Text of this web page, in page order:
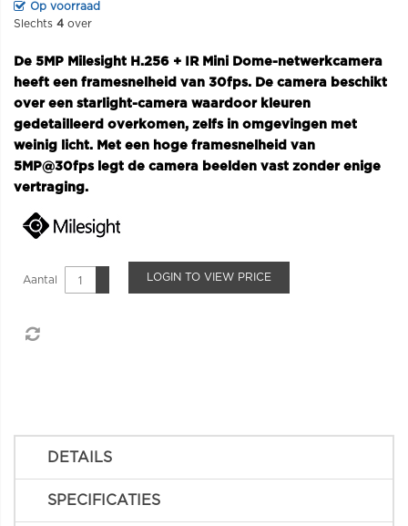
Op voorraad
Slechts 4 over
De 5MP Milesight H.256 + IR Mini Dome-netwerkcamera
heeft een framesnelheid van 30fps. De camera beschikt
over een starlight-camera waardoor kleuren
gedetailleerd overkomen, zelfs in omgevingen met
weinig licht. Met een hoge framesnelheid van
5MP@30fps legt de camera beelden vast zonder enige
vertraging.
Aantal LOGIN TO VIEW PRICE
DETAILS
SPECIFICATIES